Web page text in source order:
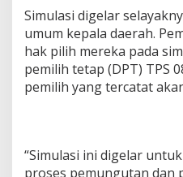
h
B
u
t
u
h
W
u
3
Simulasi digelar
umum kepala daerah.
hak pilih mereka pada
pemilih tetap (DPT) TPS
pemilih yang tercatat
“Simulasi ini digelar
proses pemungutan dan